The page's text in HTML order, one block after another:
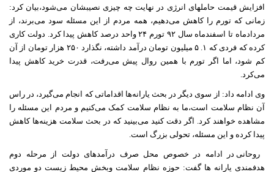
افزایش قیمت حاملهای انرژی در نهایت چه چیزی نصیبشان می‌شود،بیان کرد:
زمانی که تورم را کاهش می‌دهیم، همه مردم از این مسئله سود می‌برند، از
مردادماه تا اسفندماه سال ۹۲ تورم ۲۴ واحد درصد کاهش پیدا کرد. دولت کاری
کرده که فردی که ۱. ۵ میلیون تومان درآمد داشته، نگذارد ۲۵۰ هزار تومان از آن
کم شود، اما اگر تورم با همین روال پیش می‌رفت، قدرت خرید کاهش پیدا
می‌کرد.
وی ادامه داد: از سوی دیگر در بحث یارانه‌ها اقداماتی که انجام می‌گیرد، در راس
آن نظام سلامت است،ما به نظام سلامت کمک می‌کنیم و مردم این مسئله را
مشاهده خواهند کرد. اگر دقت کنید می‌بینید که در بحث سلامت هزینه‌ها کاهش
پیدا کرده و این مسئله، تحولی بزرگ است.
روحانی در ادامه در خصوص محل صرف درآمدهای دولت از مرحله دوم
هدفمندی یارانه ها گفت: حوزه نظام سلامت وبخش محیط زیست دو موردی